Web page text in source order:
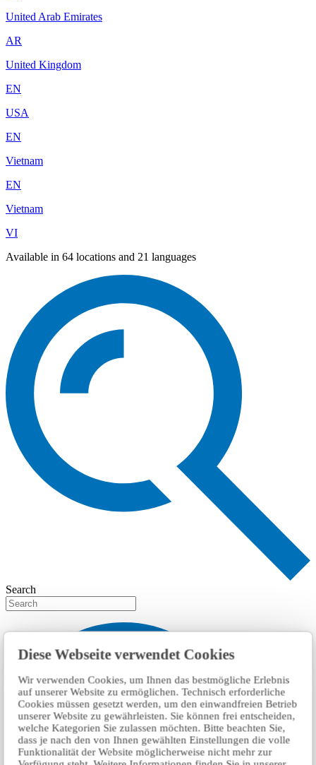
Diese Webseite verwendet Cookies
Wir verwenden Cookies, um Ihnen das bestmögliche Erlebnis
auf unserer Website zu ermöglichen. Technisch erforderliche
Cookies müssen gesetzt werden, um den einwandfreien Betrieb
unserer Website zu gewährleisten. Sie können frei entscheiden,
welche Kategorien Sie zulassen möchten. Bitte beachten Sie,
dass je nach den von Ihnen gewählten Einstellungen die volle
Funktionalität der Website möglicherweise nicht mehr zur
United Arab Emirates
AR
United Kingdom
EN
USA
EN
Vietnam
EN
Vietnam
VI
Available in 64 locations and 21 languages
Search